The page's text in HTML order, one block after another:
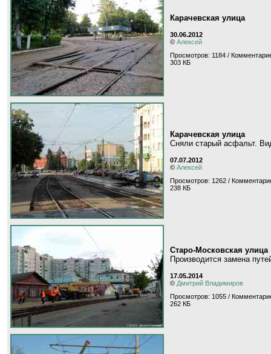
Карачевская улица
30.06.2012
© Алексей
Просмотров: 1184 /
303 КБ
Карачевская улица
Сняли старый асфальт.
07.07.2012
© Алексей
Просмотров: 1262 /
238 КБ
Старо-Московская улица
Производится замена
17.05.2014
© Дмитрий Владимиров
Просмотров: 1055 /
262 КБ